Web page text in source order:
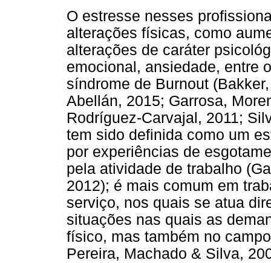
O estresse nesses
alterações físicas, como
alterações de caráter
emocional, ansiedade, entre
síndrome de Burnout
Abellán, 2015; Garrosa,
Rodríguez-Carvajal, 2011;
tem sido definida como um
por experiências de
pela atividade de trabalho
2012); é mais comum em
serviço, nos quais se atua
situações nas quais as
físico, mas também no
Pereira, Machado & Silva,